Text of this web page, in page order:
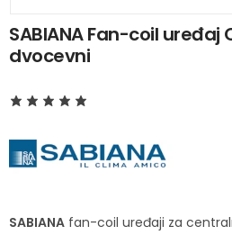
SABIANA Fan-coil uređaj
dvocevni
SABIANA fan-coil uređaji za